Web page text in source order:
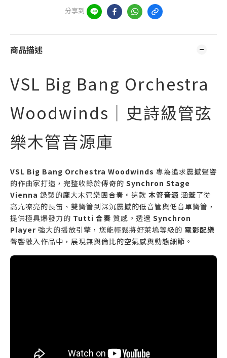
分享到
商品描述
VSL Big Bang Orchestra
Woodwinds｜史詩級管弦
樂木管音源庫
VSL Big Bang Orchestra Woodwinds 專為追求震撼聲響
的作曲家打造，完整收錄於傳奇的 Synchron Stage
Vienna 錄製的龐大木管樂團合奏。這款 木管音源 涵蓋了從
高亢嘹亮的長笛、雙簧管到深沉震撼的低音管與低音單簧管，
提供極具爆發力的 Tutti 合奏 質感。透過 Synchron
Player 強大的播放引擎，您能輕鬆將好萊塢等級的 電影配樂
聲響融入作品中，展現無與倫比的空氣感與動態細節。